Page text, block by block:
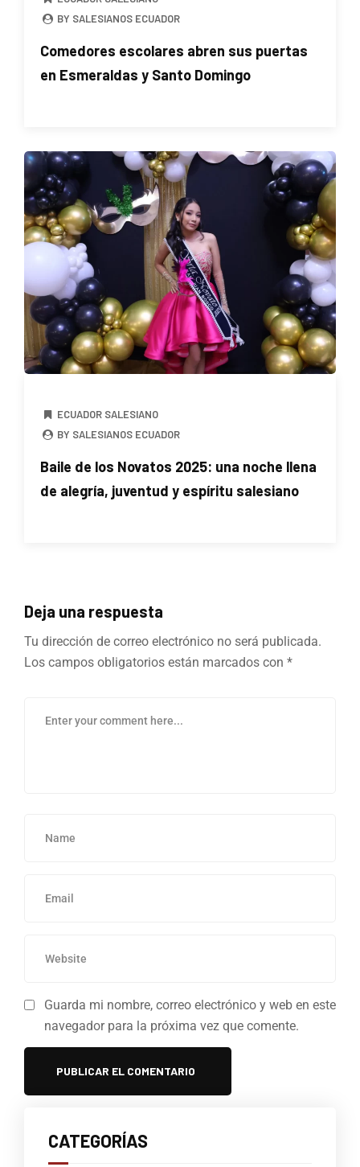
BY SALESIANOS ECUADOR
Comedores escolares abren sus puertas
en Esmeraldas y Santo Domingo
ECUADOR SALESIANO
BY SALESIANOS ECUADOR
Baile de los Novatos 2025: una noche llena
de alegría, juventud y espíritu salesiano
Deja una respuesta
Tu dirección de correo electrónico no será publicada.
Los campos obligatorios están marcados con *
Guarda mi nombre, correo electrónico y web en este
navegador para la próxima vez que comente.
CATEGORÍAS